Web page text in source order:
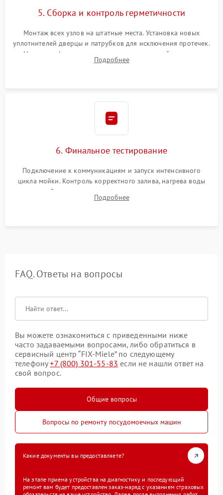
5. Сборка и контроль герметичности
Монтаж всех узлов на штатные места. Установка новых
уплотнителей дверцы и патрубков для исключения протечек.
Надежная фиксация хомутов гидравлической системы,
сборка корпуса и установка датчика поплавка.
Подробнее
6. Финальное тестирование
Подключение к коммуникациям и запуск интенсивного
цикла мойки. Контроль корректного залива, нагрева воды
до нужной температуры, отсутствия посторонних шумов,
штатного слива и абсолютной сухости в поддоне.
Подробнее
FAQ. Ответы на вопросы
Вы можете ознакомиться с приведенными ниже
часто задаваемыми вопросами, либо обратиться в
сервисный центр “FIX-Miele” по следующему
телефону+7 (800) 301-55-83 если не нашли ответ на
свой вопрос.
Общие вопросы
Вопросы по ремонту посудомоечных машин
Какие документы вы предоставляете?
На этапе приема устройства на диагностику и последующий
ремонт вам будет предоставлен заказ-наряд с указанием страховых